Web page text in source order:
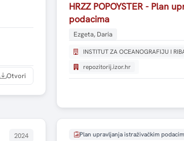
Otvori
HRZZ POPOYSTER - Plan
podacima
Ezgeta, Daria
INSTITUT ZA OCEANOGRAFIJU I
repozitorij.izor.hr
2024 Plan upravljanja istraživačkim